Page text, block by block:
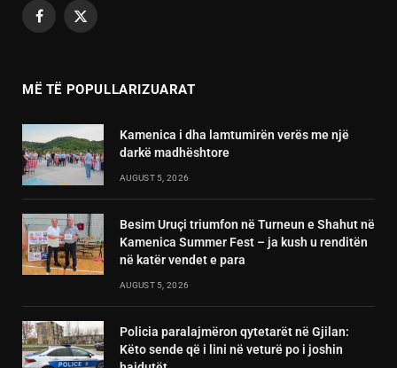
Facebook
X
MË TË POPULLARIZUARAT
Kamenica i dha lamtumirën verës me një
darkë madhështore
AUGUST 5, 2026
Besim Uruçi triumfon në Turneun e Shahut në
Kamenica Summer Fest – ja kush u renditën
në katër vendet e para
AUGUST 5, 2026
Policia paralajmëron qytetarët në Gjilan:
Këto sende që i lini në veturë po i joshin